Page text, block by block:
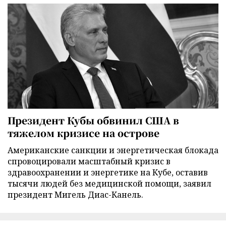
Президент Кубы обвинил США в
тяжелом кризисе на острове
Американские санкции и энергетическая блокада
спровоцировали масштабный кризис в
здравоохранении и энергетике на Кубе, оставив
тысячи людей без медицинской помощи, заявил
президент Мигель Диас-Канель.